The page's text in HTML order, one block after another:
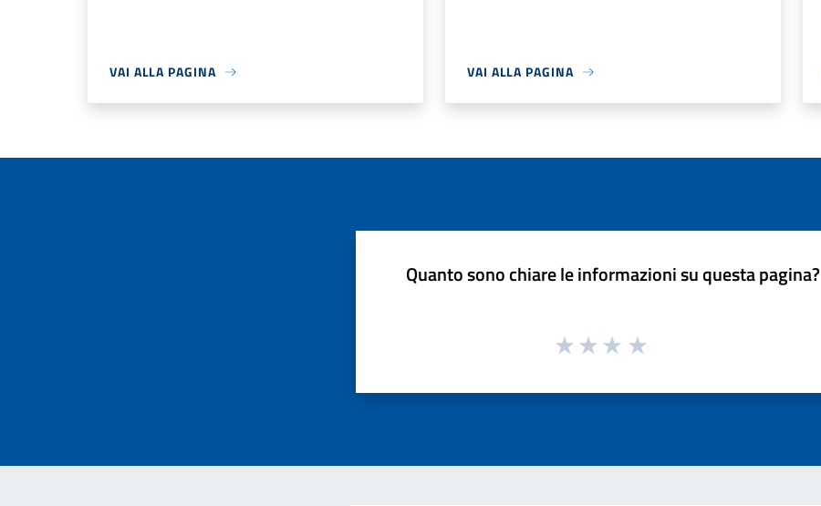
VAI ALLA PAGINA VAI ALLA PAGINA
Quanto sono chiare le informazioni su questa pagina?